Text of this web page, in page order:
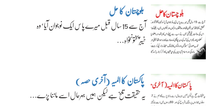
بلوچستان کا حل
آج سے 15 سال قبل میرے پاس ایک نوجوان آیا‘ وہ
خیبرپختونخواہ…
پاکستان کا المیہ (آخری حصہ)
یہ حقیقت تلخ ہے لیکن ہمیں بہرحال اسے ماننا پڑے…